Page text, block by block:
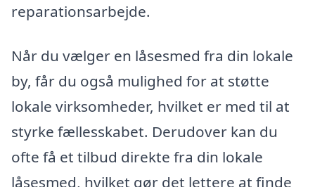
reparationsarbejde.
Når du vælger en låsesmed fra din lokale
by, får du også mulighed for at støtte
lokale virksomheder, hvilket er med til at
styrke fællesskabet. Derudover kan du
ofte få et tilbud direkte fra din lokale
låsesmed, hvilket gør det lettere at finde